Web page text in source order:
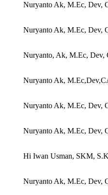
Nuryanto Ak, M.Ec, Dev,
Nuryanto Ak, M.Ec, Dev,
Nuryanto, Ak, M.Ec, Dev,
Nuryanto Ak,
Nuryanto Ak, M.Ec, Dev,
Nuryanto Ak, M.Ec, Dev,
Hi Iwan Usman, SKM,
Nuryanto Ak, M.Ec, Dev,